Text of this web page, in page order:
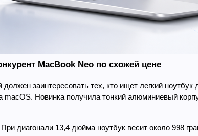
MacBook Neo по схожей цене
заинтересовать тех, кто ищет легкий
macOS. Новинка получила тонкий алюминиевый
диагонали 13,4 дюйма ноутбук весит около 998